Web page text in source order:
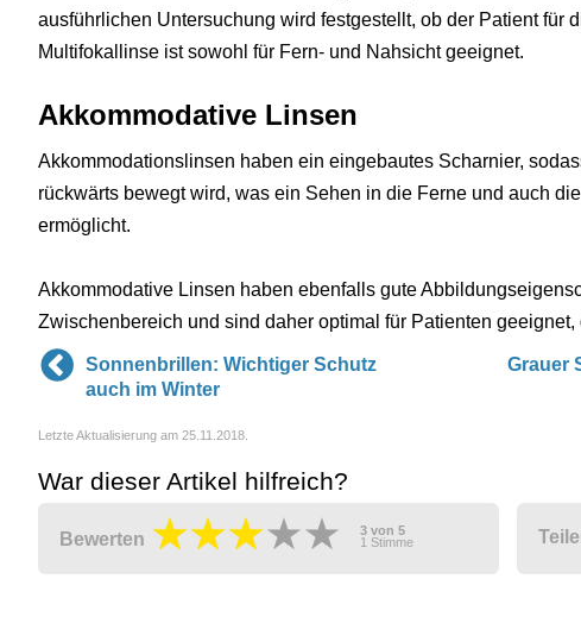
ausführlichen Untersuchung wird festgestellt, ob der Patient für
Multifokallinse ist sowohl für Fern- und Nahsicht geeignet.
Akkommodative Linsen
Akkommodationslinsen haben ein eingebautes Scharnier,
rückwärts bewegt wird, was ein Sehen in die Ferne und auch
ermöglicht.
Akkommodative Linsen haben ebenfalls gute
Zwischenbereich und sind daher optimal für Patienten
Sonnenbrillen: Wichtiger Schutz
auch im Winter
Grauer
Letzte Aktualisierung am 25.11.2018.
War dieser Artikel hilfreich?
Bewerten 3 von 5
1 Stimme